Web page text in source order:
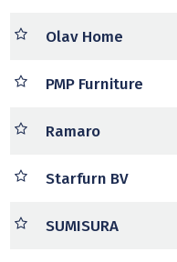
Olav Home
PMP Furniture
Ramaro
Starfurn BV
SUMISURA